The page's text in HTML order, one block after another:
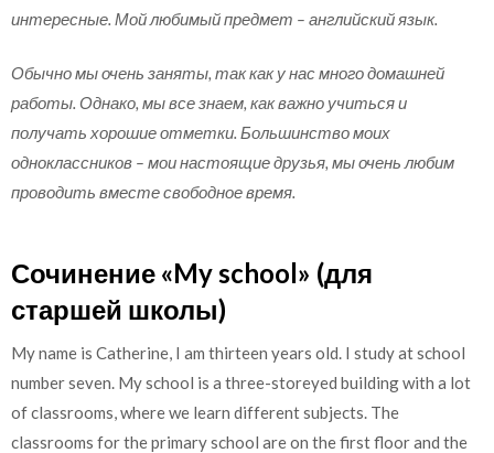
интересные. Мой любимый предмет – английский язык.
Обычно мы очень заняты, так как у нас много домашней
работы. Однако, мы все знаем, как важно учиться и
получать хорошие отметки. Большинство моих
одноклассников – мои настоящие друзья, мы очень любим
проводить вместе свободное время.
Сочинение «My school» (для
старшей школы)
My name is Catherine, I am thirteen years old. I study at school
number seven. My school is a three-storeyed building with a lot
of classrooms, where we learn different subjects. The
classrooms for the primary school are on the first floor and the